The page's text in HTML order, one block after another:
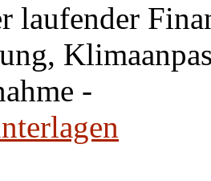
laufender
-